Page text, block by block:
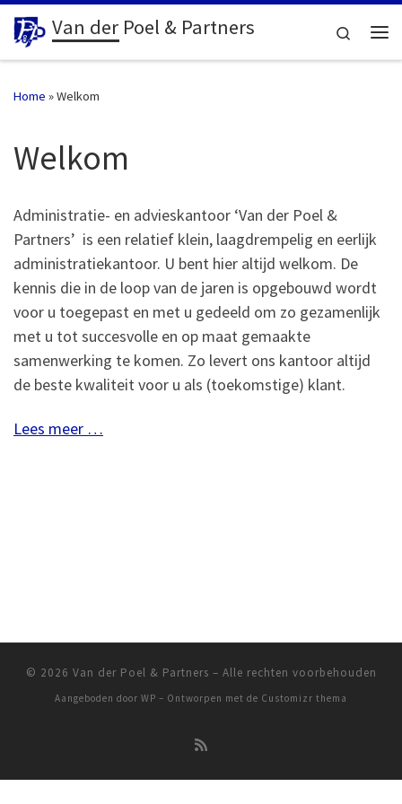
Ga naar inhoud
Van der Poel & Partners
Search
Home »Welkom
Welkom
Administratie- en advieskantoor ‘Van der Poel &
Partners’ is een relatief klein, laagdrempelig en eerlijk
administratiekantoor. U bent hier altijd welkom. De
kennis die in de loop van de jaren is opgebouwd wordt
voor u toegepast en met u gedeeld om zo gezamenlijk
met u tot succesvolle en op maat gemaakte
samenwerking te komen. Zo levert ons kantoor altijd
de beste kwaliteit voor u als (toekomstige) klant.
Lees meer …
© 2026 Van der Poel & Partners – Alle rechten voorbehouden
Aangeboden door WP – Ontworpen met de Customizr thema